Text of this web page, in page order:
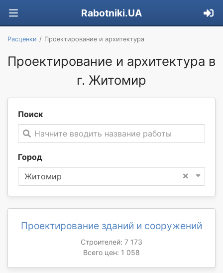
Rabotniki.UA
Расценки Проектирование и архитектура
Проектирование и архитектура в
г. Житомир
Поиск
Начните вводить название работы
Город
×
Житомир
Проектирование зданий и сооружений
Строителей: 7 173
Всего цен: 1 058